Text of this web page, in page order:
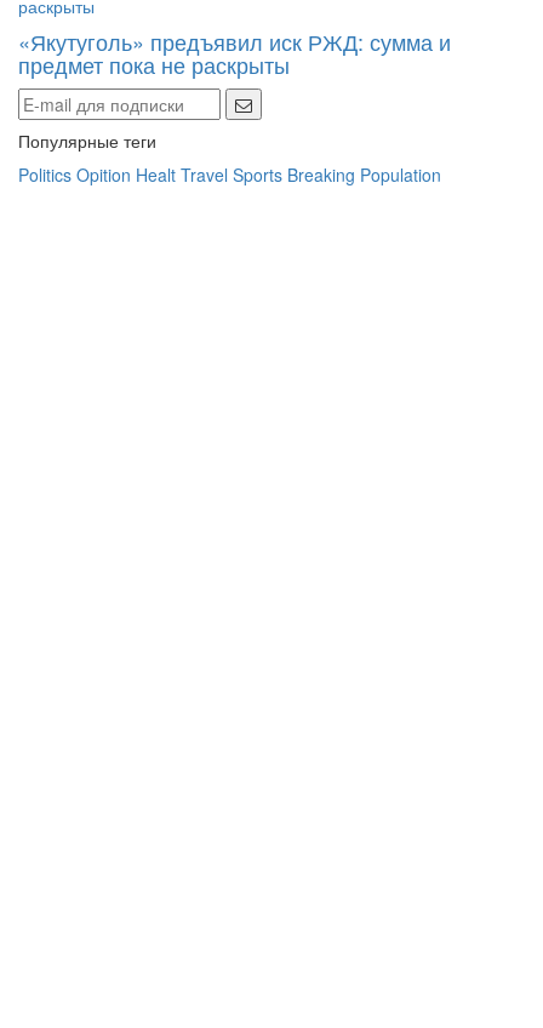
«Якутуголь» предъявил иск РЖД: сумма и
предмет пока не раскрыты
Популярные теги
Politics Opition Healt